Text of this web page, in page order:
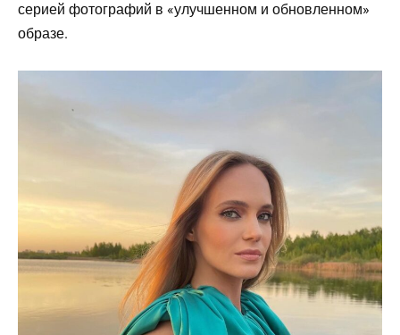
серией фотографий в «улучшенном и обновленном»
образе.